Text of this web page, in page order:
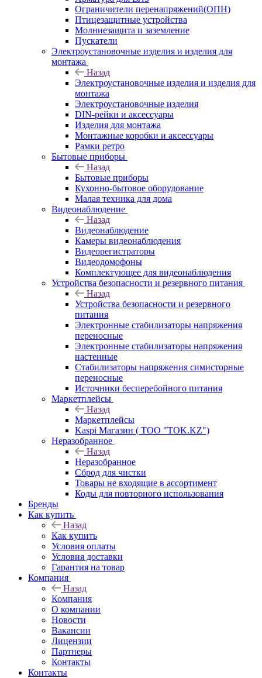
Ограничители перенапряжений(ОПН)
Птицезащитные устройства
Молниезащита и заземление
Пускатели
Электроустановочные изделия и изделия для
монтажа
Назад
Электроустановочные изделия и изделия для
монтажа
Электроустановочные изделия
DIN-рейки и аксессуары
Изделия для монтажа
Монтажные коробки и аксессуары
Рамки ретро
Бытовые приборы
Назад
Бытовые приборы
Кухонно-бытовое оборудование
Малая техника для дома
Видеонаблюдение
Назад
Видеонаблюдение
Камеры видеонаблюдения
Видеорегистраторы
Видеодомофоны
Комплектующее для видеонаблюдения
Устройства безопасности и резервного питания
Назад
Устройства безопасности и резервного
питания
Электронные стабилизаторы напряжения
переносные
Электронные стабилизаторы напряжения
настенные
Стабилизаторы напряжения симисторные
переносные
Источники бесперебойного питания
Маркетплейсы
Назад
Маркетплейсы
Kaspi Магазин ( ТОО "TOK.KZ")
Неразобранное
Назад
Неразобранное
Сброд для чистки
Товары не входящие в ассортимент
Коды для повторного использования
Бренды
Как купить
Назад
Как купить
Условия оплаты
Условия доставки
Гарантия на товар
Компания
Назад
Компания
О компании
Новости
Вакансии
Лицензии
Партнеры
Контакты
Контакты